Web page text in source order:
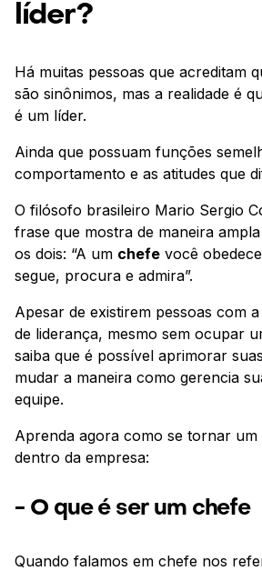
líder?
Há muitas pessoas que acreditam
são sinônimos, mas a realidade é
é um líder.
Ainda que possuam funções
comportamento e as atitudes que
O filósofo brasileiro Mario Sergio
frase que mostra de maneira
os dois: “A um chefe você
segue, procura e admira”.
Apesar de existirem pessoas com
de liderança, mesmo sem ocupar
saiba que é possível aprimorar
mudar a maneira como gerencia
equipe.
Aprenda agora como se tornar um
dentro da empresa:
- O que é ser um chefe
Quando falamos em chefe nos